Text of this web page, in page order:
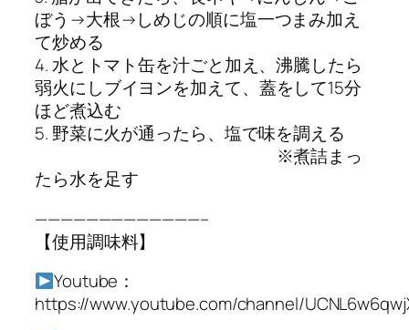
ぼう→大根→しめじの順に塩一つまみ加え
て炒める
4. 水とトマト缶を汁ごと加え、沸騰したら
弱火にしブイヨンを加えて、蓋をして15分
ほど煮込む
5. 野菜に火が通ったら、塩で味を調える
※煮詰まっ
たら水を足す
—————————————–
【使用調味料】
Youtube：
https://www.youtube.com/channel/